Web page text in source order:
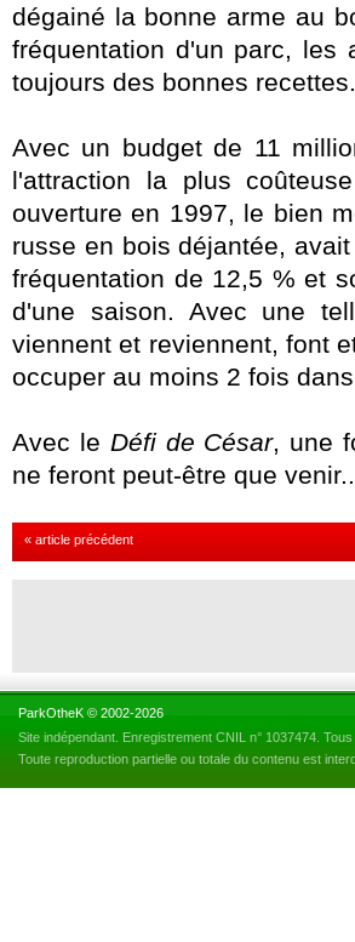
dégainé la bonne arme au
fréquentation d'un parc, les
toujours des bonnes recettes.
Avec un budget de 11
l'attraction la plus
ouverture en 1997, le bien
russe en bois déjantée,
fréquentation de 12,5 % et
d'une saison. Avec une
viennent et reviennent, font
occuper au moins 2 fois
Avec le Défi de César, une
ne feront peut-être que
« article précédent
ParkOtheK © 2002-2026
Site indépendant. Enregistrement CNIL n° 1037474.
Toute reproduction partielle ou totale du contenu est